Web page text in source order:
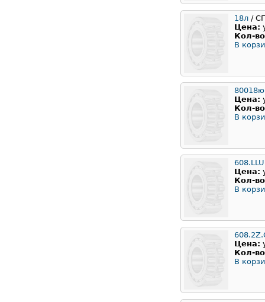
18л /
Цена:
Кол-
В
80018ю
Цена:
Кол-
В
608.LLU
Цена:
Кол-
В
Цена:
Кол-
В